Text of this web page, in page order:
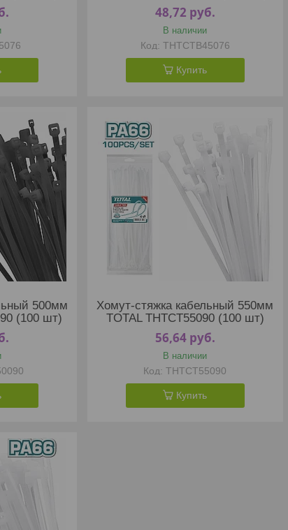
48,72 руб.
В наличии
THTCTB45076
Купить
500мм
(100 шт)
Хомут-стяжка кабельный 550мм
TOTAL THTCT55090 (100 шт)
56,64 руб.
В наличии
THTCT55090
Купить